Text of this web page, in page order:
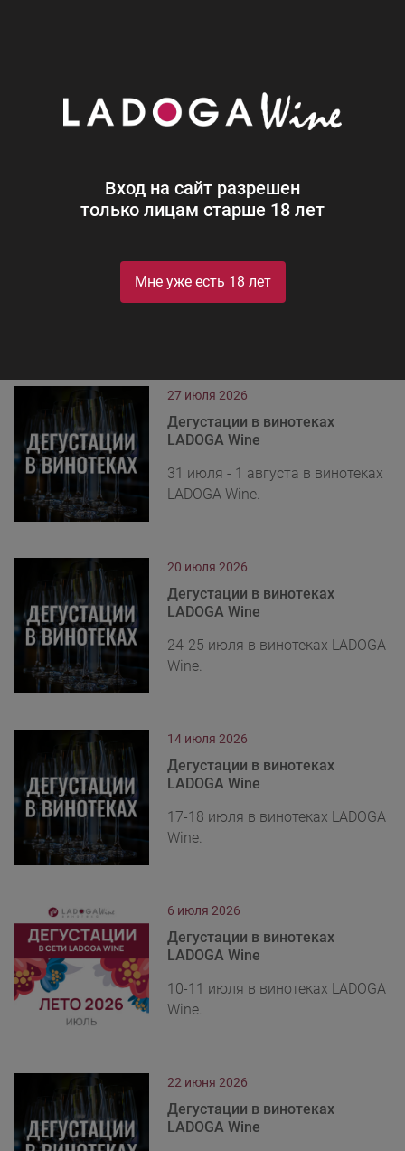
Вход на сайт разрешен
только лицам старше 18 лет
Мне уже есть 18 лет
Новости Блог
4 августа 2026
7-8 августа в винотеках LADOGA
27 июля 2026
Дегустации в винотеках
LADOGA Wine
31 июля - 1 августа в винотеках
LADOGA Wine.
20 июля 2026
Дегустации в винотеках
LADOGA Wine
24-25 июля в винотеках LADOGA
Wine.
14 июля 2026
Дегустации в винотеках
LADOGA Wine
17-18 июля в винотеках LADOGA
Wine.
6 июля 2026
Дегустации в винотеках
LADOGA Wine
10-11 июля в винотеках LADOGA
Wine.
22 июня 2026
Дегустации в винотеках
LADOGA Wine